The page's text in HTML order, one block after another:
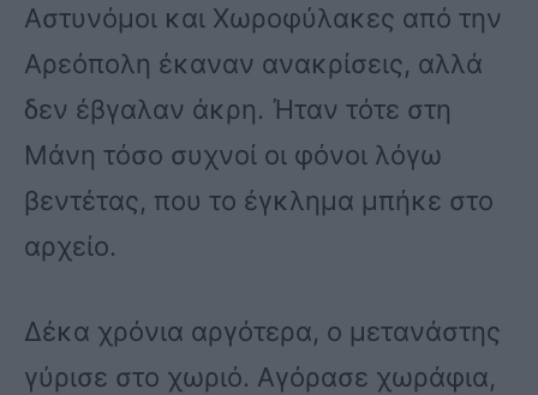
Αστυνόμοι και Χωροφύλακες από την
Αρεόπολη έκαναν ανακρίσεις, αλλά
δεν έβγαλαν άκρη. Ήταν τότε στη
Μάνη τόσο συχνοί οι φόνοι λόγω
βεντέτας, που το έγκλημα μπήκε στο
αρχείο.
Δέκα χρόνια αργότερα, ο μετανάστης
γύρισε στο χωριό. Αγόρασε χωράφια,